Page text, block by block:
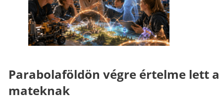
Parabolaföldön végre értelme lett a
mateknak